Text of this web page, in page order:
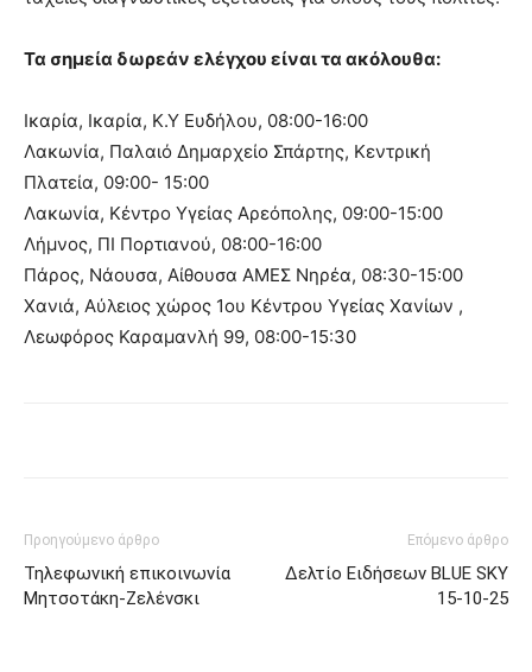
Τα σημεία δωρεάν ελέγχου είναι τα ακόλουθα:
Ικαρία, Ικαρία, Κ.Υ Ευδήλου, 08:00-16:00
Λακωνία, Παλαιό Δημαρχείο Σπάρτης, Κεντρική
Πλατεία, 09:00- 15:00
Λακωνία, Κέντρο Υγείας Αρεόπολης, 09:00-15:00
Λήμνος, ΠΙ Πορτιανού, 08:00-16:00
Πάρος, Νάουσα, Αίθουσα ΑΜΕΣ Νηρέα, 08:30-15:00
Χανιά, Αύλειος χώρος 1ου Κέντρου Υγείας Χανίων ,
Λεωφόρος Καραμανλή 99, 08:00-15:30
Προηγούμενο άρθρο
Τηλεφωνική επικοινωνία
Μητσοτάκη-Ζελένσκι
Επόμενο άρθρο
Δελτίο Ειδήσεων BLUE SKY
15-10-25